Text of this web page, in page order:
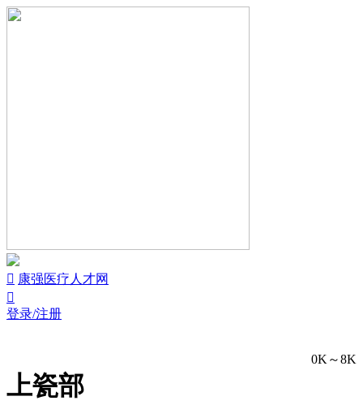
 康强医疗人才网

登录/注册
上瓷部
0K～8K